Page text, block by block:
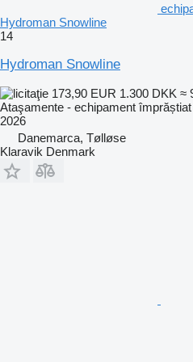
Hydroman Snowline
14
Hydroman Snowline
173,90 EUR 1.300 DKK ≈
Ataşamente - echipament
2026
Danemarca, Tølløse
Klaravik Denmark